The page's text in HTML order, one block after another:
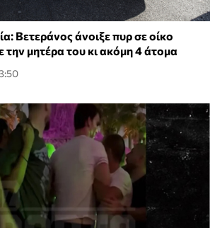
Βετεράνος άνοιξε πυρ σε οίκο
την μητέρα του κι ακόμη 4 άτομα